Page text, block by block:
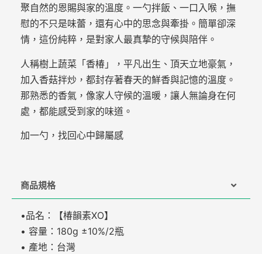
聚自然的恩賜與家的溫度。一勺拌飯、一口入喉，撫
慰的不只是味蕾，還有心中的思念與牽掛。簡單卻深
情，這份純粹，是對家人最真摯的守候與陪伴。
人稱樹上蔬菜「香椿」，平凡出生、頂天立地豪氣，
加入香菇拌炒，都封存著春天的鮮香與記憶的溫度。
那熟悉的香氣，像家人守候的溫暖，讓人無論身在何
處，都能感受到家的味道。
加一勺，找回心中歸屬感
商品規格
•品名：【椿韻素XO】
• 容量：180g ±10%/2瓶
• 產地：台灣